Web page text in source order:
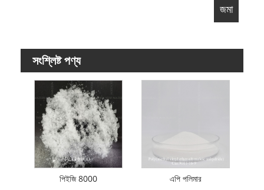
সংশ্লিষ্ট পণ্য
পিইজি 8000 এপি পলিমার